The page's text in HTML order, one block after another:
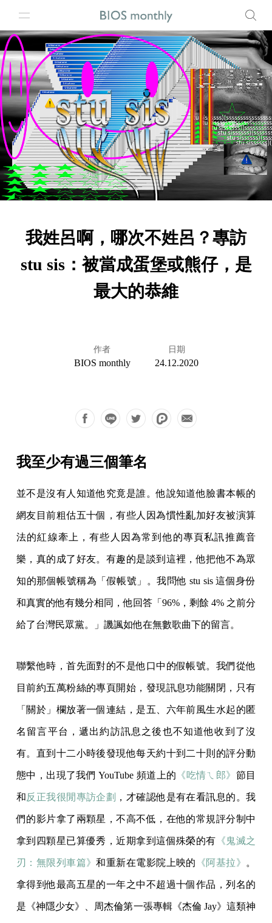
我姓呂啊，哪次不姓呂？專訪
stu sis：被當成蛋堡或熊仔，是
最大的恭維
作者
BIOS monthly
日期
24.12.2020
我至少有過三個筆名
並不是沒有人知道他究竟是誰。他說知道他臉書本帳的
網友目前粗估五十個，有些人因為慣性亂加好友被演算
法的紅線牽上，有些人因為常到他的專頁私訊推薦音
樂，真的成了好友。有趣的是談到這裡，他把他不為眾
知的那個帳號稱為「假帳號」。我問他 stu sis 這個身份
和真實的他有幾分相同，他回答「96%，剩餘 4% 之前分
給了台灣民眾黨。」譏諷如他在無數歌曲下的留言。
聯繫他時，首先面對的不是他口中的假帳號。我們從他
目前約五萬粉絲的專頁開始，發現訊息功能關閉，只有
「關於」欄放著一個連結，是五、六年前風生水起的匿
名留言平台，遞出約訪訊息之後也不知道他收到了沒
有。直到十二小時後發現他每天約十到二十則的評分動
態中，出現了我們 YouTube 頻道上的 《吃情ㄟ郎》 節目
和反正我很閒專訪企劃 ，才確認他是有在看訊息的。我
們的影片拿了兩顆星，不高不低，在他的常規評分制中
拿到四顆星已算優秀，近期拿到這個殊榮的有 《鬼滅之
刃：無限列車篇》和重新在電影院上映的 《阿基拉》 。
拿得到他最高五星的一年之中不超過十個作品，列名的
是《神隱少女》、周杰倫第一張專輯《杰倫 Jay》這類神